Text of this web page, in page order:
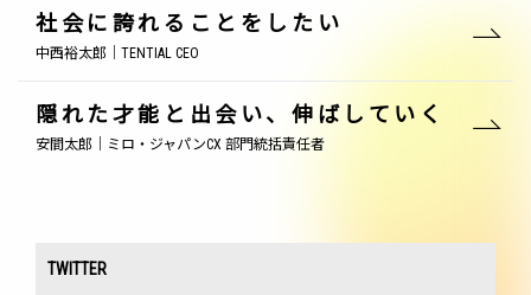
社会に誇れることをしたい
中西裕太郎｜TENTIAL CEO
隠れた才能と出会い、伸ばしていく
安間太郎｜ミロ・ジャパンCX 部門統括責任者
TWITTER